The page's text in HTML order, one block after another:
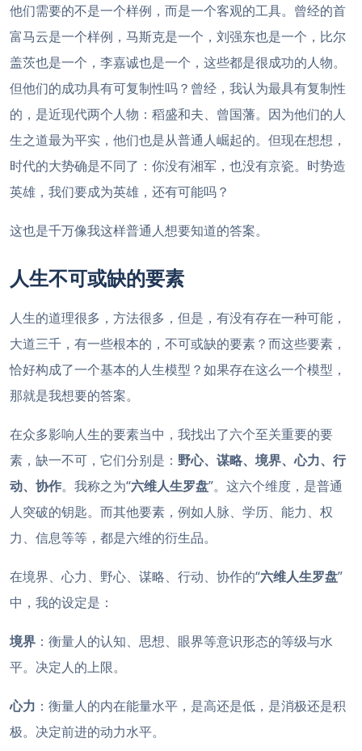
他们需要的不是一个样例，而是一个客观的工具。曾经的首
富马云是一个样例，马斯克是一个，刘强东也是一个，比尔
盖茨也是一个，李嘉诚也是一个，这些都是很成功的人物。
但他们的成功具有可复制性吗？曾经，我认为最具有复制性
的，是近现代两个人物：稻盛和夫、曾国藩。因为他们的人
生之道最为平实，他们也是从普通人崛起的。但现在想想，
时代的大势确是不同了：你没有湘军，也没有京瓷。时势造
英雄，我们要成为英雄，还有可能吗？
这也是千万像我这样普通人想要知道的答案。
人生不可或缺的要素
人生的道理很多，方法很多，但是，有没有存在一种可能，
大道三千，有一些根本的，不可或缺的要素？而这些要素，
恰好构成了一个基本的人生模型？如果存在这么一个模型，
那就是我想要的答案。
在众多影响人生的要素当中，我找出了六个至关重要的要
素，缺一不可，它们分别是： 野心、谋略、境界、心力、行
动、协作。我称之为“六维人生罗盘”。这六个维度，是普通
人突破的钥匙。而其他要素，例如人脉、学历、能力、权
力、信息等等，都是六维的衍生品。
在境界、心力、野心、谋略、行动、协作的“六维人生罗盘”
中，我的设定是：
境界 ：衡量人的认知、思想、眼界等意识形态的等级与水
平。决定人的上限。
心力 ：衡量人的内在能量水平，是高还是低，是消极还是积
极。决定前进的动力水平。